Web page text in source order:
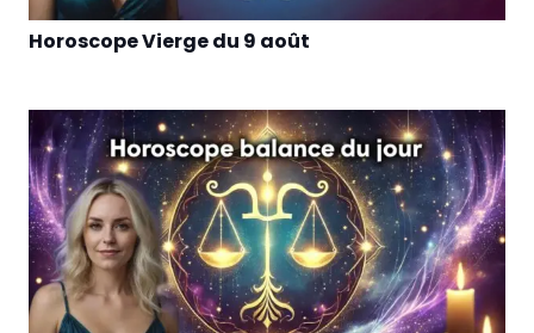
Horoscope Vierge du 9 août